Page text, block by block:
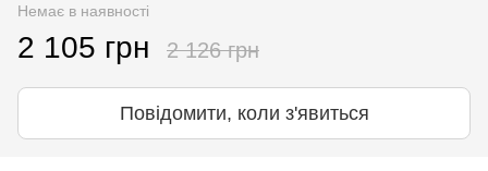
Немає в наявності
2 105 грн 2 126 грн
Повідомити, коли з'явиться